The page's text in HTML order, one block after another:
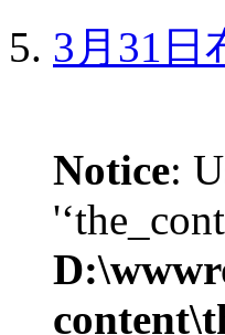
3月31日
Notice: